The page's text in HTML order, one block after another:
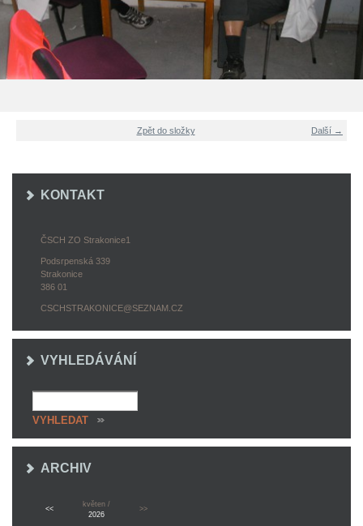
Další →
Zpět do složky
KONTAKT
ČSCH ZO Strakonice1
Podsrpenská 339
Strakonice
386 01
CSCHSTRAKONICE@SEZNAM.CZ
VYHLEDÁVÁNÍ
ARCHIV
<<
květen /
2026
>>